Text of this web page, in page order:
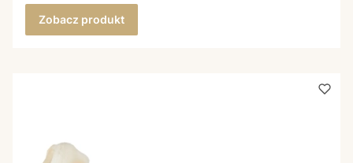
Zobacz produkt